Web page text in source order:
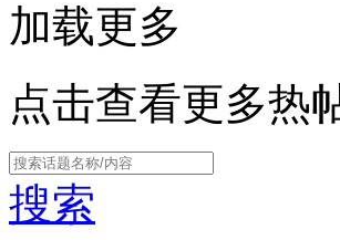
加载更多
点击查看更多热
搜索